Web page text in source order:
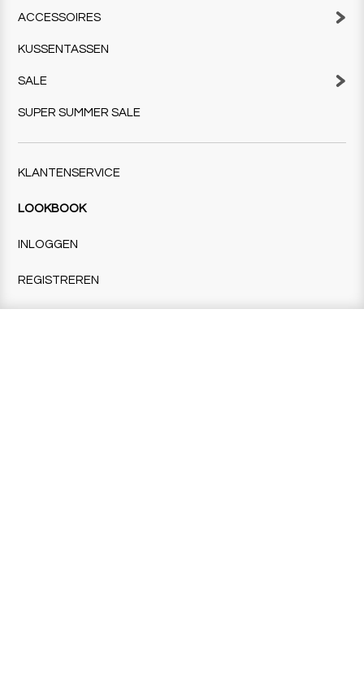
ACCESSOIRES
KUSSENTASSEN
SALE
SUPER SUMMER SALE
KLANTENSERVICE
LOOKBOOK
INLOGGEN
REGISTREREN